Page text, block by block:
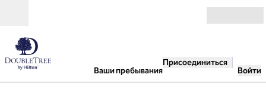
Ваши пребывания
Присоединиться
Войти